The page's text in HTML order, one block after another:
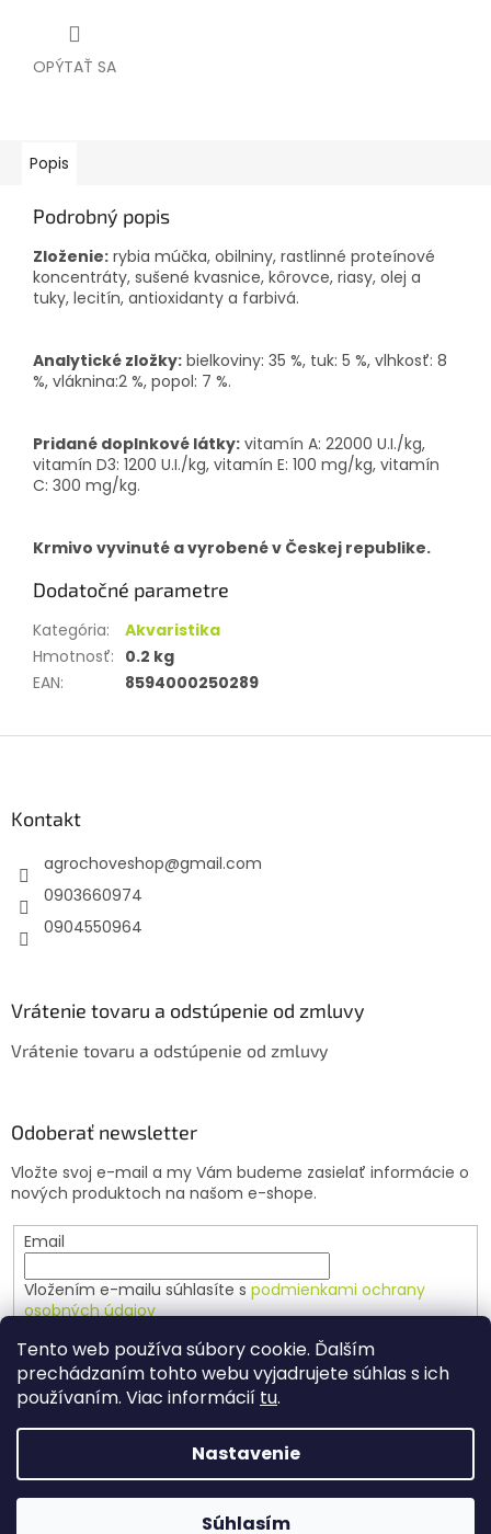
Tento web používa súbory cookie. Ďalším
prechádzaním tohto webu vyjadrujete súhlas s ich
používaním. Viac informácií tu.
Nastavenie
Súhlasím
OPÝTAŤ SA
Popis
Podrobný popis
Zloženie: rybia múčka, obilniny, rastlinné proteínové
koncentráty, sušené kvasnice, kôrovce, riasy, olej a
tuky, lecitín, antioxidanty a farbivá.
Analytické zložky: bielkoviny: 35 %, tuk: 5 %, vlhkosť: 8
%, vláknina:2 %, popol: 7 %.
Pridané doplnkové látky: vitamín A: 22000 U.I./kg,
vitamín D3: 1200 U.I./kg, vitamín E: 100 mg/kg, vitamín
C: 300 mg/kg.
Krmivo vyvinuté a vyrobené v Českej republike.
Dodatočné parametre
Kategória:
Akvaristika
Hmotnosť: 0.2 kg
EAN: 8594000250289
Kontakt
agrochoveshop@gmail.com
0903660974
0904550964
Vrátenie tovaru a odstúpenie od zmluvy
Vrátenie tovaru a odstúpenie od zmluvy
Odoberať newsletter
Vložte svoj e-mail a my Vám budeme zasielať informácie o
nových produktoch na našom e-shope.
Email
Vložením e-mailu súhlasíte s podmienkami ochrany
osobných údajov
PRIHLÁSIŤ SA
Vytvoril Shoptet
Agrochov. Všetky práva vyhradené.